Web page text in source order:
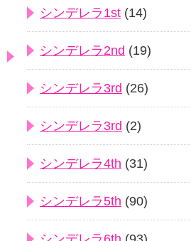
シンデレラ1st (14)
シンデレラ2nd (19)
シンデレラ3rd (26)
シンデレラ3rd (2)
シンデレラ4th (31)
シンデレラ5th (90)